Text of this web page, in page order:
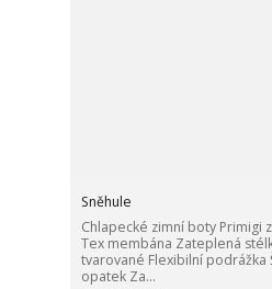
Sněhule
Chlapecké zimní boty Primigi
Tex membána Zateplená
tvarované Flexibilní podrážka
opatek Za...